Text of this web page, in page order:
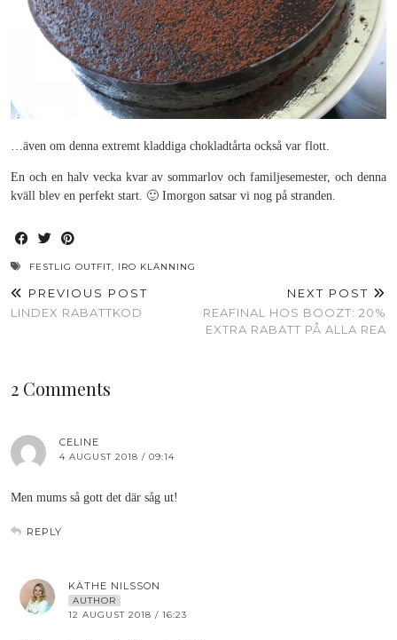
…även om denna extremt kladdiga chokladtårta också var flott.
En och en halv vecka kvar av sommarlov och familjesemester, och denna
kväll blev en perfekt start. 🙂 Imorgon satsar vi nog på stranden.
FESTLIG OUTFIT, IRO KLÄNNING
PREVIOUS POST
LINDEX RABATTKOD
NEXT POST
REAFINAL HOS BOOZT: 20%
EXTRA RABATT PÅ ALLA REA
2 Comments
CELINE
4 AUGUST 2018 / 09:14
Men mums så gott det där såg ut!
REPLY
KÄTHE NILSSON
AUTHOR
12 AUGUST 2018 / 16:23